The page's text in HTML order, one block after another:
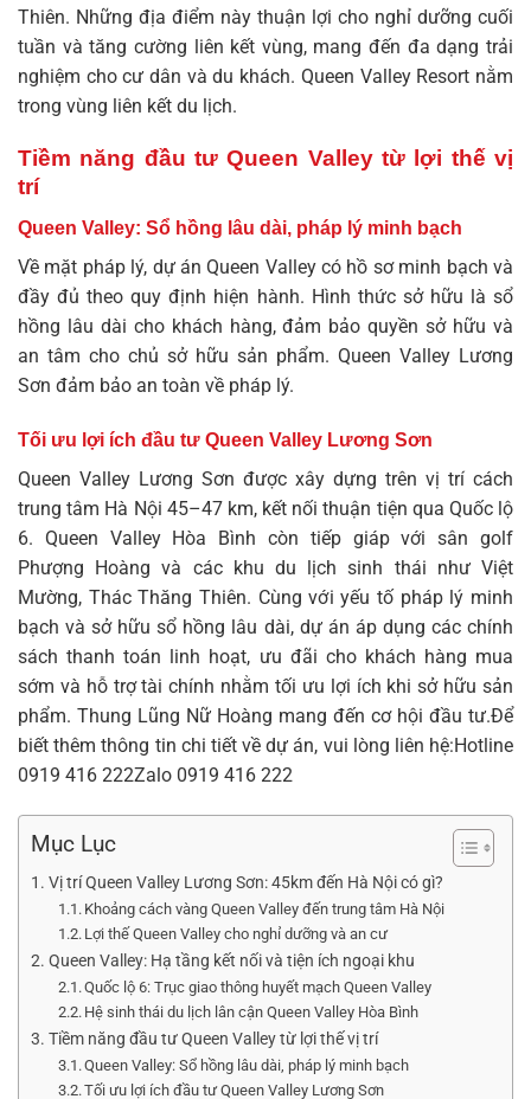
Thiên. Những địa điểm này thuận lợi cho nghỉ dưỡng cuối
tuần và tăng cường liên kết vùng, mang đến đa dạng trải
nghiệm cho cư dân và du khách. Queen Valley Resort nằm
trong vùng liên kết du lịch.
Tiềm năng đầu tư Queen Valley từ lợi thế vị
trí
Queen Valley: Sổ hồng lâu dài, pháp lý minh bạch
Về mặt pháp lý, dự án Queen Valley có hồ sơ minh bạch và
đầy đủ theo quy định hiện hành. Hình thức sở hữu là sổ
hồng lâu dài cho khách hàng, đảm bảo quyền sở hữu và
an tâm cho chủ sở hữu sản phẩm. Queen Valley Lương
Sơn đảm bảo an toàn về pháp lý.
Tối ưu lợi ích đầu tư Queen Valley Lương Sơn
Queen Valley Lương Sơn được xây dựng trên vị trí cách
trung tâm Hà Nội 45–47 km, kết nối thuận tiện qua Quốc lộ
6. Queen Valley Hòa Bình còn tiếp giáp với sân golf
Phượng Hoàng và các khu du lịch sinh thái như Việt
Mường, Thác Thăng Thiên. Cùng với yếu tố pháp lý minh
bạch và sở hữu sổ hồng lâu dài, dự án áp dụng các chính
sách thanh toán linh hoạt, ưu đãi cho khách hàng mua
sớm và hỗ trợ tài chính nhằm tối ưu lợi ích khi sở hữu sản
phẩm. Thung Lũng Nữ Hoàng mang đến cơ hội đầu tư.Để
biết thêm thông tin chi tiết về dự án, vui lòng liên hệ:Hotline
0919 416 222Zalo 0919 416 222
Mục Lục
Vị trí Queen Valley Lương Sơn: 45km đến Hà Nội có gì?
Khoảng cách vàng Queen Valley đến trung tâm Hà Nội
Lợi thế Queen Valley cho nghỉ dưỡng và an cư
Queen Valley: Hạ tầng kết nối và tiện ích ngoại khu
Quốc lộ 6: Trục giao thông huyết mạch Queen Valley
Hệ sinh thái du lịch lân cận Queen Valley Hòa Bình
Tiềm năng đầu tư Queen Valley từ lợi thế vị trí
Queen Valley: Sổ hồng lâu dài, pháp lý minh bạch
Tối ưu lợi ích đầu tư Queen Valley Lương Sơn